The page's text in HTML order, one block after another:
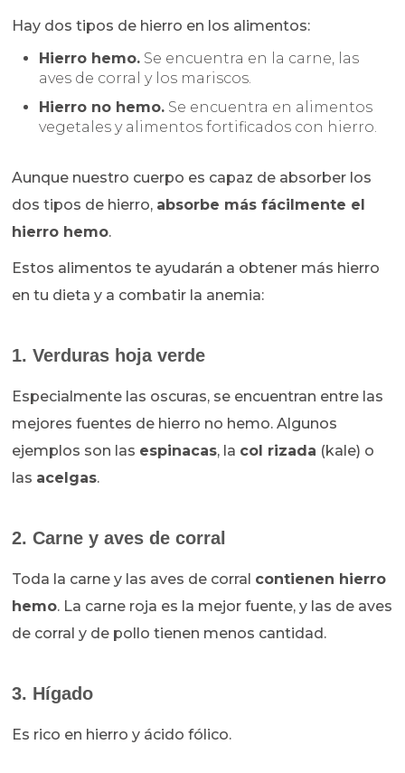
Hay dos tipos de hierro en los alimentos:
Hierro hemo. Se encuentra en la carne, las
aves de corral y los mariscos.
Hierro no hemo. Se encuentra en alimentos
vegetales y alimentos fortificados con hierro.
Aunque nuestro cuerpo es capaz de absorber los
dos tipos de hierro, absorbe más fácilmente el
hierro hemo.
Estos alimentos te ayudarán a obtener más hierro
en tu dieta y a combatir la anemia:
1. Verduras hoja verde
Especialmente las oscuras, se encuentran entre las
mejores fuentes de hierro no hemo. Algunos
ejemplos son las espinacas, la col rizada (kale) o
las acelgas.
2. Carne y aves de corral
Toda la carne y las aves de corral contienen hierro
hemo. La carne roja es la mejor fuente, y las de aves
de corral y de pollo tienen menos cantidad.
3. Hígado
Es rico en hierro y ácido fólico.